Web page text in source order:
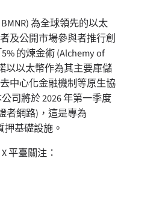
BMNR) 為全球領先的以太
及公開市場參與者推行創
的煉金術 (Alchemy of
以以太幣作為其主要庫儲
中心化金融機制等原生協
司將於 2026 年第一季度
者網路)，這是專為
基礎設施。
平臺關注：